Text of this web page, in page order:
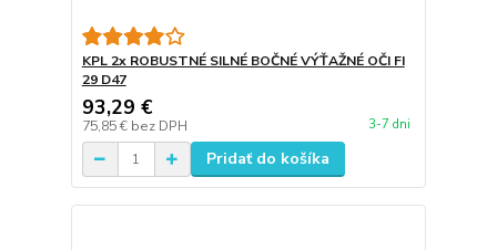
KPL 2x ROBUSTNÉ SILNÉ BOČNÉ VÝŤAŽNÉ OČI FI
29 D47
93,29 €
75,85 € bez DPH 3-7 dni
Pridať do košíka